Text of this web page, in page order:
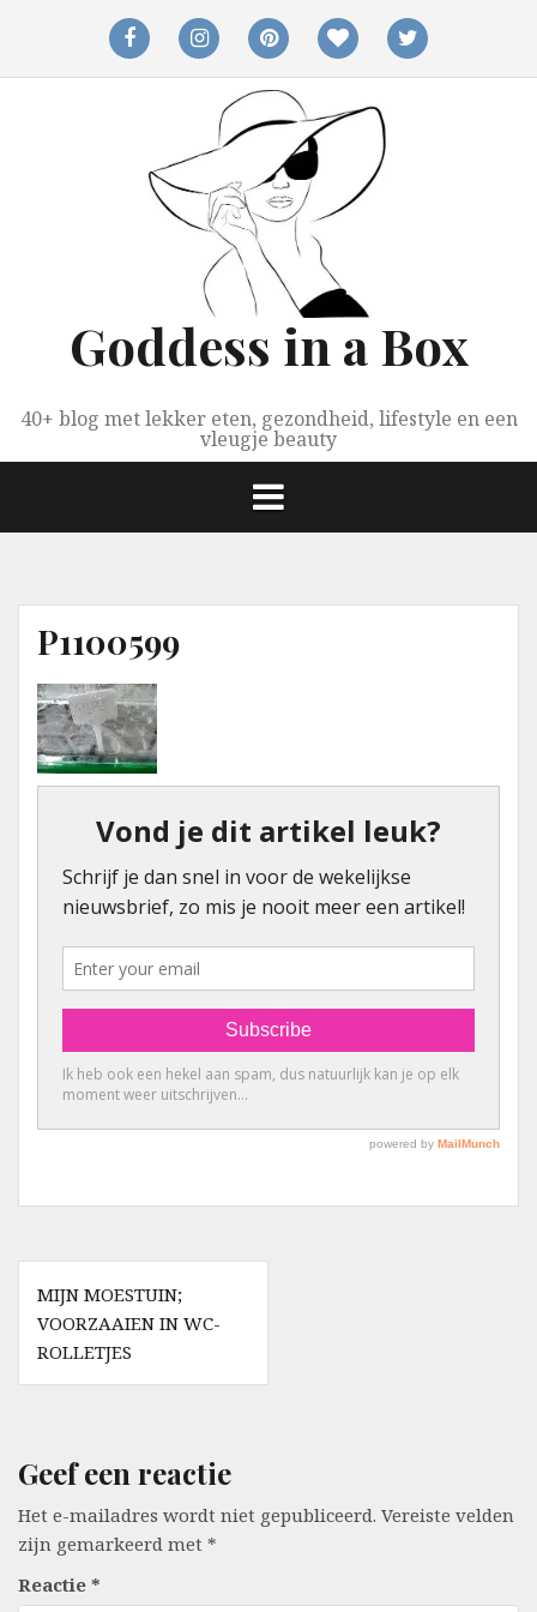
facebookinstagrampinterestbloglovintwitter
Goddess in a Box
40+ blog met lekker eten, gezondheid, lifestyle en een
vleugje beauty
P1100599
Berichtnavigatie
MIJN MOESTUIN;
VOORZAAIEN IN WC-
ROLLETJES
Geef een reactie
Het e-mailadres wordt niet gepubliceerd. Vereiste velden
zijn gemarkeerd met *
Reactie *